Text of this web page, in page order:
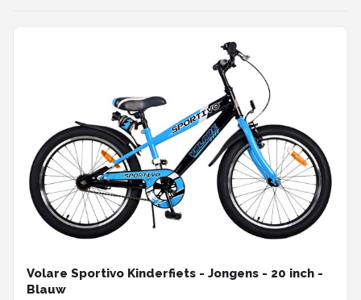
Volare Sportivo Kinderfiets - Jongens - 20 inch -
Blauw